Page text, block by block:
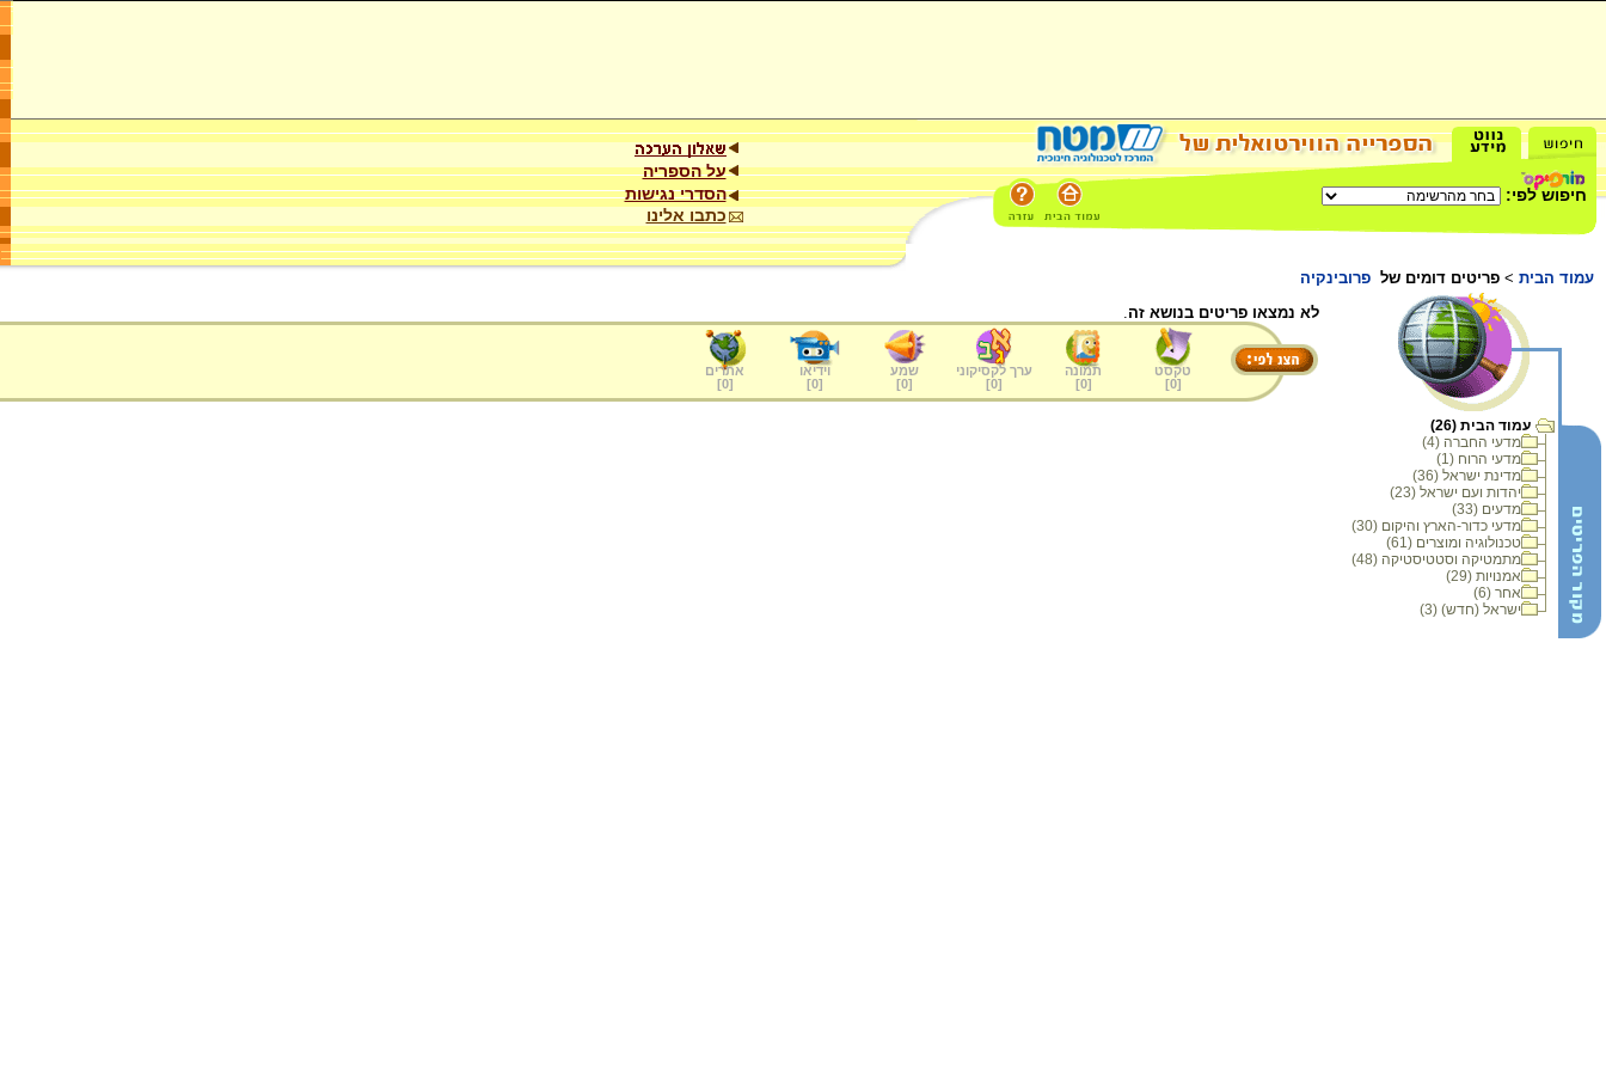
חיפוש לפי:
על הספריה
הסדרי נגישות
כתבו אלינו
עמוד הבית > פריטים דומים של פרובינקיה
עמוד הבית (26)
מדעי החברה (4)
מדעי הרוח (1)
מדינת ישראל (36)
יהדות ועם ישראל (23)
מדעים (33)
מדעי כדור-הארץ והיקום (30)
טכנולוגיה ומוצרים (61)
מתמטיקה וסטטיסטיקה (48)
אמנויות (29)
אחר (6)
ישראל (חדש) (3)
לא נמצאו פריטים בנושא זה.
טקסט
[
0
]
תמונה
[
0
]
ערך לקסיקוני
[
0
]
שמע
[
0
]
וידיאו
[
0
]
אתרים
[
0
]